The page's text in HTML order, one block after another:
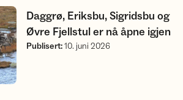
og Øvre Fjellstul er nå åpne igjen
Publisert:10. juni 2026
Daggrø, Eriksbu, Sigridsbu og
Øvre Fjellstul er nå åpne igjen